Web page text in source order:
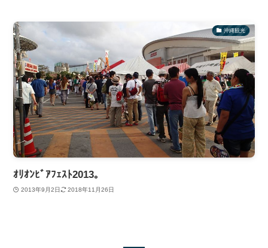
沖縄観光
ｵﾘｵﾝﾋﾞｱﾌｪｽﾄ2013。
2013年9月2日 2018年11月26日